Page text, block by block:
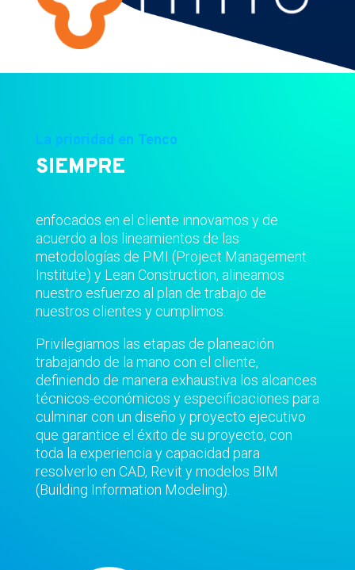
La prioridad en Tenco
SIEMPRE
enfocados en el cliente innovamos y de
acuerdo a los lineamientos de las
metodologías de PMI (Project Management
Institute) y Lean Construction, alineamos
nuestro esfuerzo al plan de trabajo de
nuestros clientes y cumplimos.
Privilegiamos las etapas de planeación
trabajando de la mano con el cliente,
definiendo de manera exhaustiva los alcances
técnicos-económicos y especificaciones para
culminar con un diseño y proyecto ejecutivo
que garantice el éxito de su proyecto, con
toda la experiencia y capacidad para
resolverlo en CAD, Revit y modelos BIM
(Building Information Modeling).